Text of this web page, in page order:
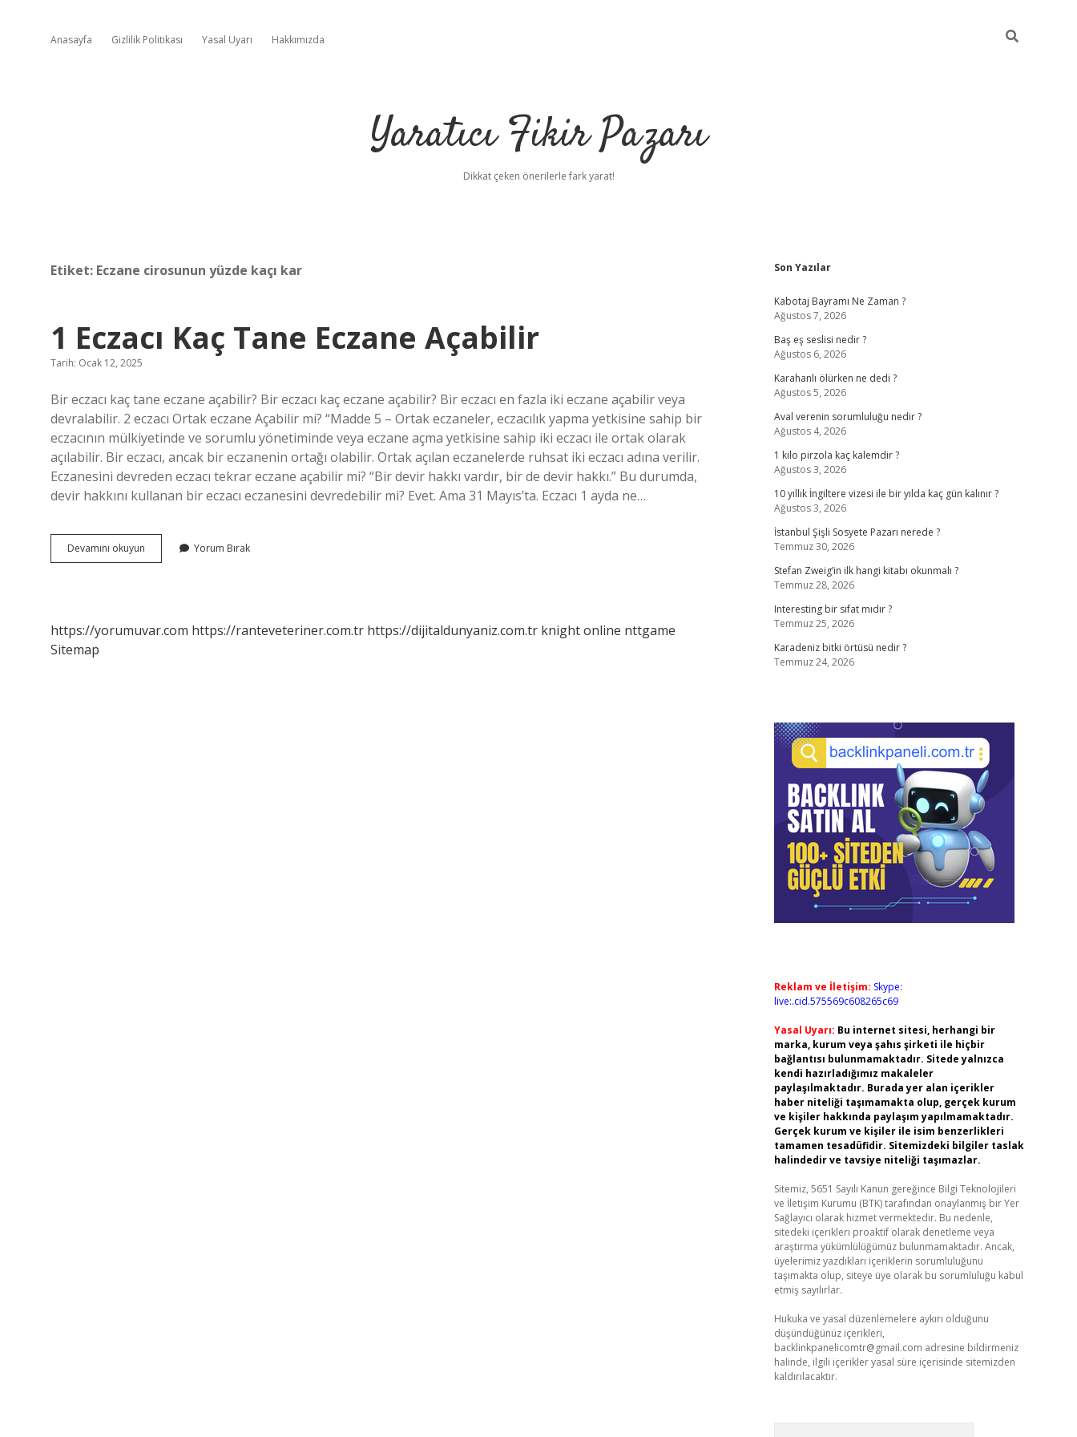
Anasayfa Gizlilik Politikası Yasal Uyarı Hakkımızda
Yaratıcı Fikir Pazarı
Dikkat çeken önerilerle fark yarat!
Etiket: Eczane cirosunun yüzde kaçı kar
1 Eczacı Kaç Tane Eczane Açabilir
Tarih: Ocak 12, 2025
Bir eczacı kaç tane eczane açabilir? Bir eczacı kaç eczane açabilir? Bir eczacı en fazla iki eczane açabilir veya
devralabilir. 2 eczacı Ortak eczane Açabilir mi? “Madde 5 – Ortak eczaneler, eczacılık yapma yetkisine sahip bir
eczacının mülkiyetinde ve sorumlu yönetiminde veya eczane açma yetkisine sahip iki eczacı ile ortak olarak
açılabilir. Bir eczacı, ancak bir eczanenin ortağı olabilir. Ortak açılan eczanelerde ruhsat iki eczacı adına verilir.
Eczanesini devreden eczacı tekrar eczane açabilir mi? “Bir devir hakkı vardır, bir de devir hakkı.” Bu durumda,
devir hakkını kullanan bir eczacı eczanesini devredebilir mi? Evet. Ama 31 Mayıs’ta. Eczacı 1 ayda ne…
Devamını okuyun
Eczacı
Yorum Bırak
https://yorumuvar.com https://ranteveteriner.com.tr https://dijitaldunyaniz.com.tr knight online nttgame
Sitemap
Sidebar
Son Yazılar
Kabotaj Bayramı Ne Zaman ?
Ağustos 7, 2026
Baş eş seslisi nedir ?
Ağustos 6, 2026
Karahanlı ölürken ne dedi ?
Ağustos 5, 2026
Aval verenin sorumluluğu nedir ?
Ağustos 4, 2026
1 kilo pirzola kaç kalemdir ?
Ağustos 3, 2026
10 yıllık İngiltere vizesi ile bir yılda kaç gün kalınır ?
Ağustos 3, 2026
İstanbul Şişli Sosyete Pazarı nerede ?
Temmuz 30, 2026
Stefan Zweig’in ilk hangi kitabı okunmalı ?
Temmuz 28, 2026
Interesting bir sıfat mıdır ?
Temmuz 25, 2026
Karadeniz bitki örtüsü nedir ?
Temmuz 24, 2026
Reklam ve İletişim: Skype:
live:.cid.575569c608265c69
Yasal Uyarı: Bu internet sitesi, herhangi bir
marka, kurum veya şahıs şirketi ile hiçbir
bağlantısı bulunmamaktadır. Sitede yalnızca
kendi hazırladığımız makaleler
paylaşılmaktadır. Burada yer alan içerikler
haber niteliği taşımamakta olup, gerçek kurum
ve kişiler hakkında paylaşım yapılmamaktadır.
Gerçek kurum ve kişiler ile isim benzerlikleri
tamamen tesadüfidir. Sitemizdeki bilgiler taslak
halindedir ve tavsiye niteliği taşımazlar.
Sitemiz, 5651 Sayılı Kanun gereğince Bilgi Teknolojileri
ve İletişim Kurumu (BTK) tarafından onaylanmış bir Yer
Sağlayıcı olarak hizmet vermektedir. Bu nedenle,
sitedeki içerikleri proaktif olarak denetleme veya
araştırma yükümlülüğümüz bulunmamaktadır. Ancak,
üyelerimiz yazdıkları içeriklerin sorumluluğunu
taşımakta olup, siteye üye olarak bu sorumluluğu kabul
etmiş sayılırlar.
Hukuka ve yasal düzenlemelere aykırı olduğunu
düşündüğünüz içerikleri,
backlinkpanelicomtr@gmail.com adresine bildirmeniz
halinde, ilgili içerikler yasal süre içerisinde sitemizden
kaldırılacaktır.